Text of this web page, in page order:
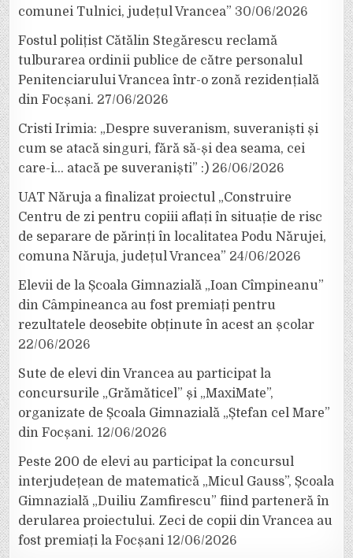
comunei Tulnici, județul Vrancea” 30/06/2026
Fostul polițist Cătălin Stegărescu reclamă
tulburarea ordinii publice de către personalul
Penitenciarului Vrancea într-o zonă rezidențială
din Focșani. 27/06/2026
Cristi Irimia: „Despre suveranism, suveraniști și
cum se atacă singuri, fără să-și dea seama, cei
care-i… atacă pe suveraniști” :) 26/06/2026
UAT Năruja a finalizat proiectul „Construire
Centru de zi pentru copiii aflați în situație de risc
de separare de părinți în localitatea Podu Nărujei,
comuna Năruja, județul Vrancea” 24/06/2026
Elevii de la Școala Gimnazială „Ioan Cîmpineanu”
din Câmpineanca au fost premiați pentru
rezultatele deosebite obținute în acest an școlar
22/06/2026
Sute de elevi din Vrancea au participat la
concursurile „Grămăticel” și „MaxiMate”,
organizate de Școala Gimnazială „Ștefan cel Mare”
din Focșani. 12/06/2026
Peste 200 de elevi au participat la concursul
interjudețean de matematică „Micul Gauss”, Școala
Gimnazială „Duiliu Zamfirescu” fiind parteneră în
derularea proiectului. Zeci de copii din Vrancea au
fost premiați la Focșani 12/06/2026